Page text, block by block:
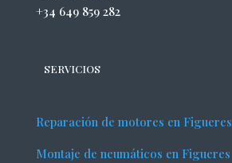
+34 649 859 282
SERVICIOS
Reparación de motores en Figueres
Montaje de neumáticos en Figueres